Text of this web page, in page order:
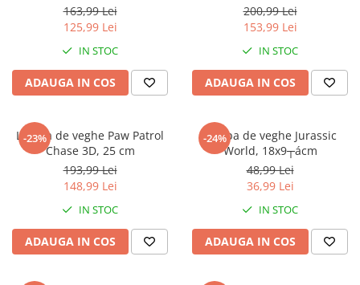
Star Wars
R-Walker
Pokemon
Baby Shark
Testoasele Ninja
Fireman Sam
Printesele Disney
Disney
Mickey Mouse Disney
Baby Shark
Pokemon
Pink Panther
Skateboard
Casti protectie sport
Manusi sport
Vehicule
Casute si Locuri de joaca
Sporturi de interior
163,99 Lei
125,99 Lei
IN STOC
ADAUGA IN COS
200,99 Lei
153,99 Lei
IN STOC
ADAUGA IN COS
-23%
Lampa de veghe Paw Patrol
Chase 3D, 25 cm
193,99 Lei
148,99 Lei
IN STOC
ADAUGA IN COS
-24%
Lampa de veghe Jurassic
World, 18x9┬ácm
48,99 Lei
36,99 Lei
IN STOC
ADAUGA IN COS